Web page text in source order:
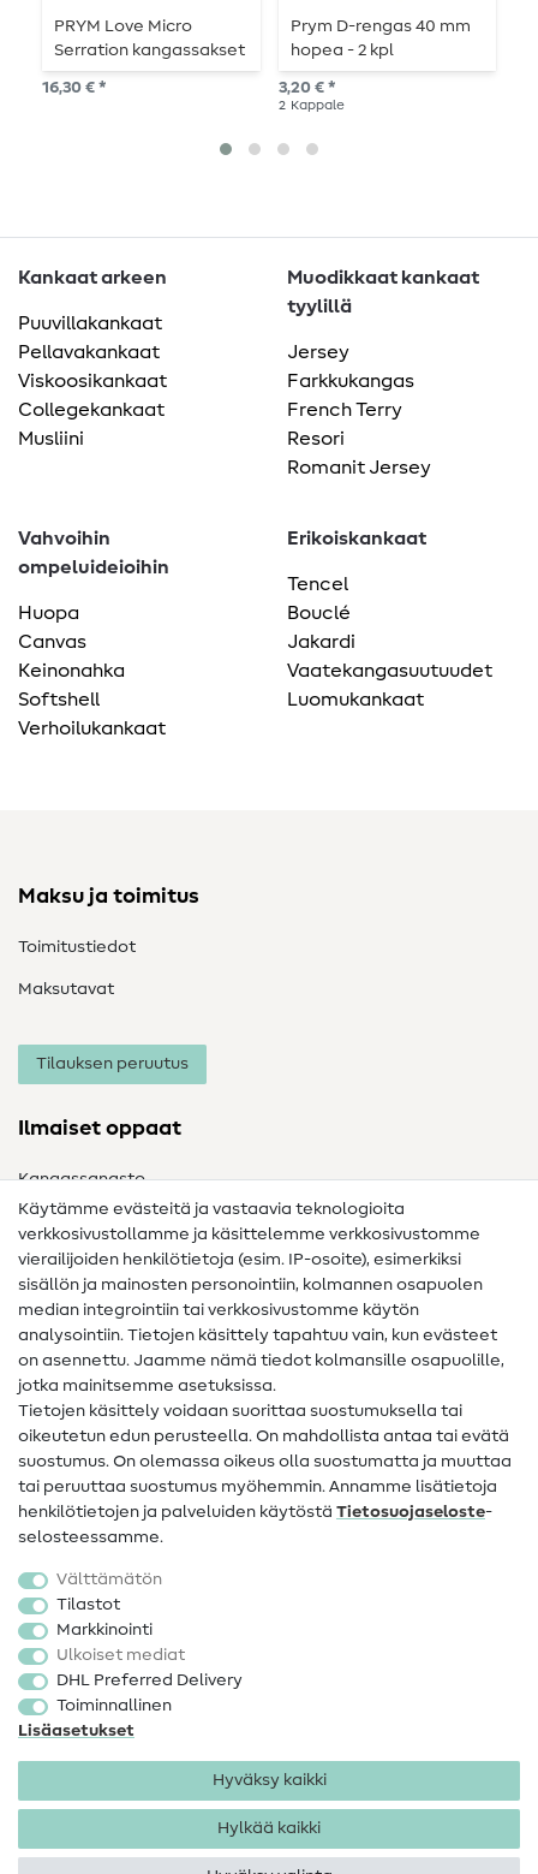
PRYM Love Micro
Serration kangassakset
- 13,5 cm -
vaaleanpunainen
16,30 € *
Prym D-rengas 40 mm
hopea - 2 kpl
3,20 € *
2 Kappale
Kankaat arkeen
Puuvillakankaat
Pellavakankaat
Viskoosikankaat
Collegekankaat
Musliini
Muodikkaat kankaat
tyylillä
Jersey
Farkkukangas
French Terry
Resori
Romanit Jersey
Vahvoihin
ompeluideioihin
Huopa
Canvas
Keinonahka
Softshell
Verhoilukankaat
Erikoiskankaat
Tencel
Bouclé
Jakardi
Vaatekangasuutuudet
Luomukankaat
Maksu ja toimitus
Toimitustiedot
Maksutavat
Tilauksen peruutus
Ilmaiset oppaat
Kangassanasto
Ompelusanasto
Ompeluohjeet
Apua ja yhteystiedot
Yhteystiedot
Tietoa omistajanvaihdoksesta
FAQ
Peruutusoikeus
Suosittu
Kankaat
Ompelutarvikkeet
Ale
Käytämme evästeitä ja vastaavia teknologioita
verkkosivustollamme ja käsittelemme verkkosivustomme
vierailijoiden henkilötietoja (esim. IP-osoite), esimerkiksi
sisällön ja mainosten personointiin, kolmannen osapuolen
median integrointiin tai verkkosivustomme käytön
analysointiin. Tietojen käsittely tapahtuu vain, kun evästeet
on asennettu. Jaamme nämä tiedot kolmansille osapuolille,
jotka mainitsemme asetuksissa.
Tietojen käsittely voidaan suorittaa suostumuksella tai
oikeutetun edun perusteella. On mahdollista antaa tai evätä
suostumus. On olemassa oikeus olla suostumatta ja muuttaa
tai peruuttaa suostumus myöhemmin. Annamme lisätietoja
henkilötietojen ja palveluiden käytöstä Tietosuojaseloste-
selosteessamme.
Välttämätön
Tilastot
Markkinointi
Ulkoiset mediat
DHL Preferred Delivery
Toiminnallinen
Lisäasetukset
Hyväksy kaikki
Hylkää kaikki
Tietosuoja
Käyttöehdot
Peruutusoikeus